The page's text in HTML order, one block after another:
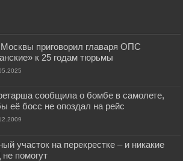
приговорил главаря ОПС
к 25 годам тюрьмы
сообщила о бомбе в самолете,
её босс не опоздал на рейс
участок на перекрестке – и никакие
помогут